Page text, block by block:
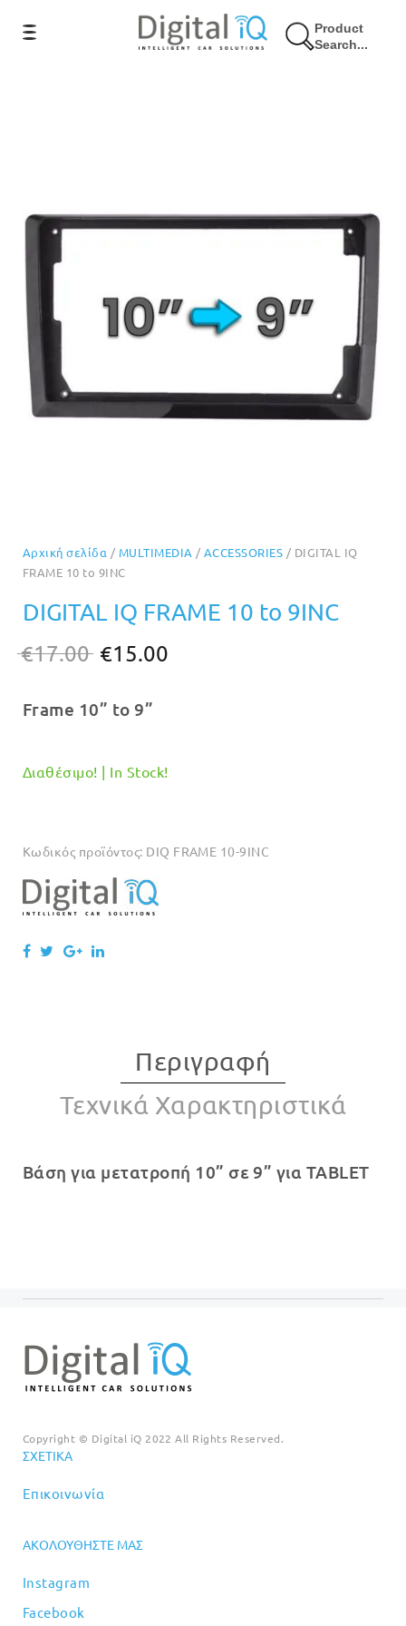
Product
Search...
Αρχική σελίδα / MULTIMEDIA / ACCESSORIES / DIGITAL IQ
FRAME 10 to 9INC
DIGITAL IQ FRAME 10 to 9INC
€17.00 Original
was:
€15.00
Frame 10” to 9”
Διαθέσιμο! | In Stock!
Κωδικός προϊόντος: DIQ FRAME 10-9INC
Περιγραφή
Τεχνικά Χαρακτηριστικά
Βάση για μετατροπή 10” σε 9” για TABLET
Copyright © Digital iQ 2022 All Rights Reserved.
ΣΧΕΤΙΚΆ
Επικοινωνία
ΑΚΟΛΟΥΘΉΣΤΕ ΜΑΣ
Instagram
Facebook